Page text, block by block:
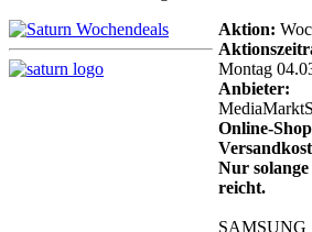
Aktion:
Montag
Anbieter:
Online-
Nur
reicht.
SAMSUNG